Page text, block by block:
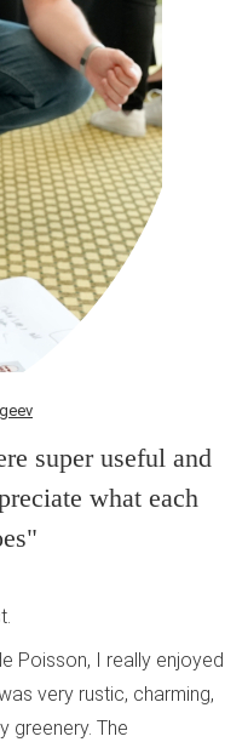
super useful and
what each
Poisson, I really enjoyed
very rustic, charming,
greenery. The